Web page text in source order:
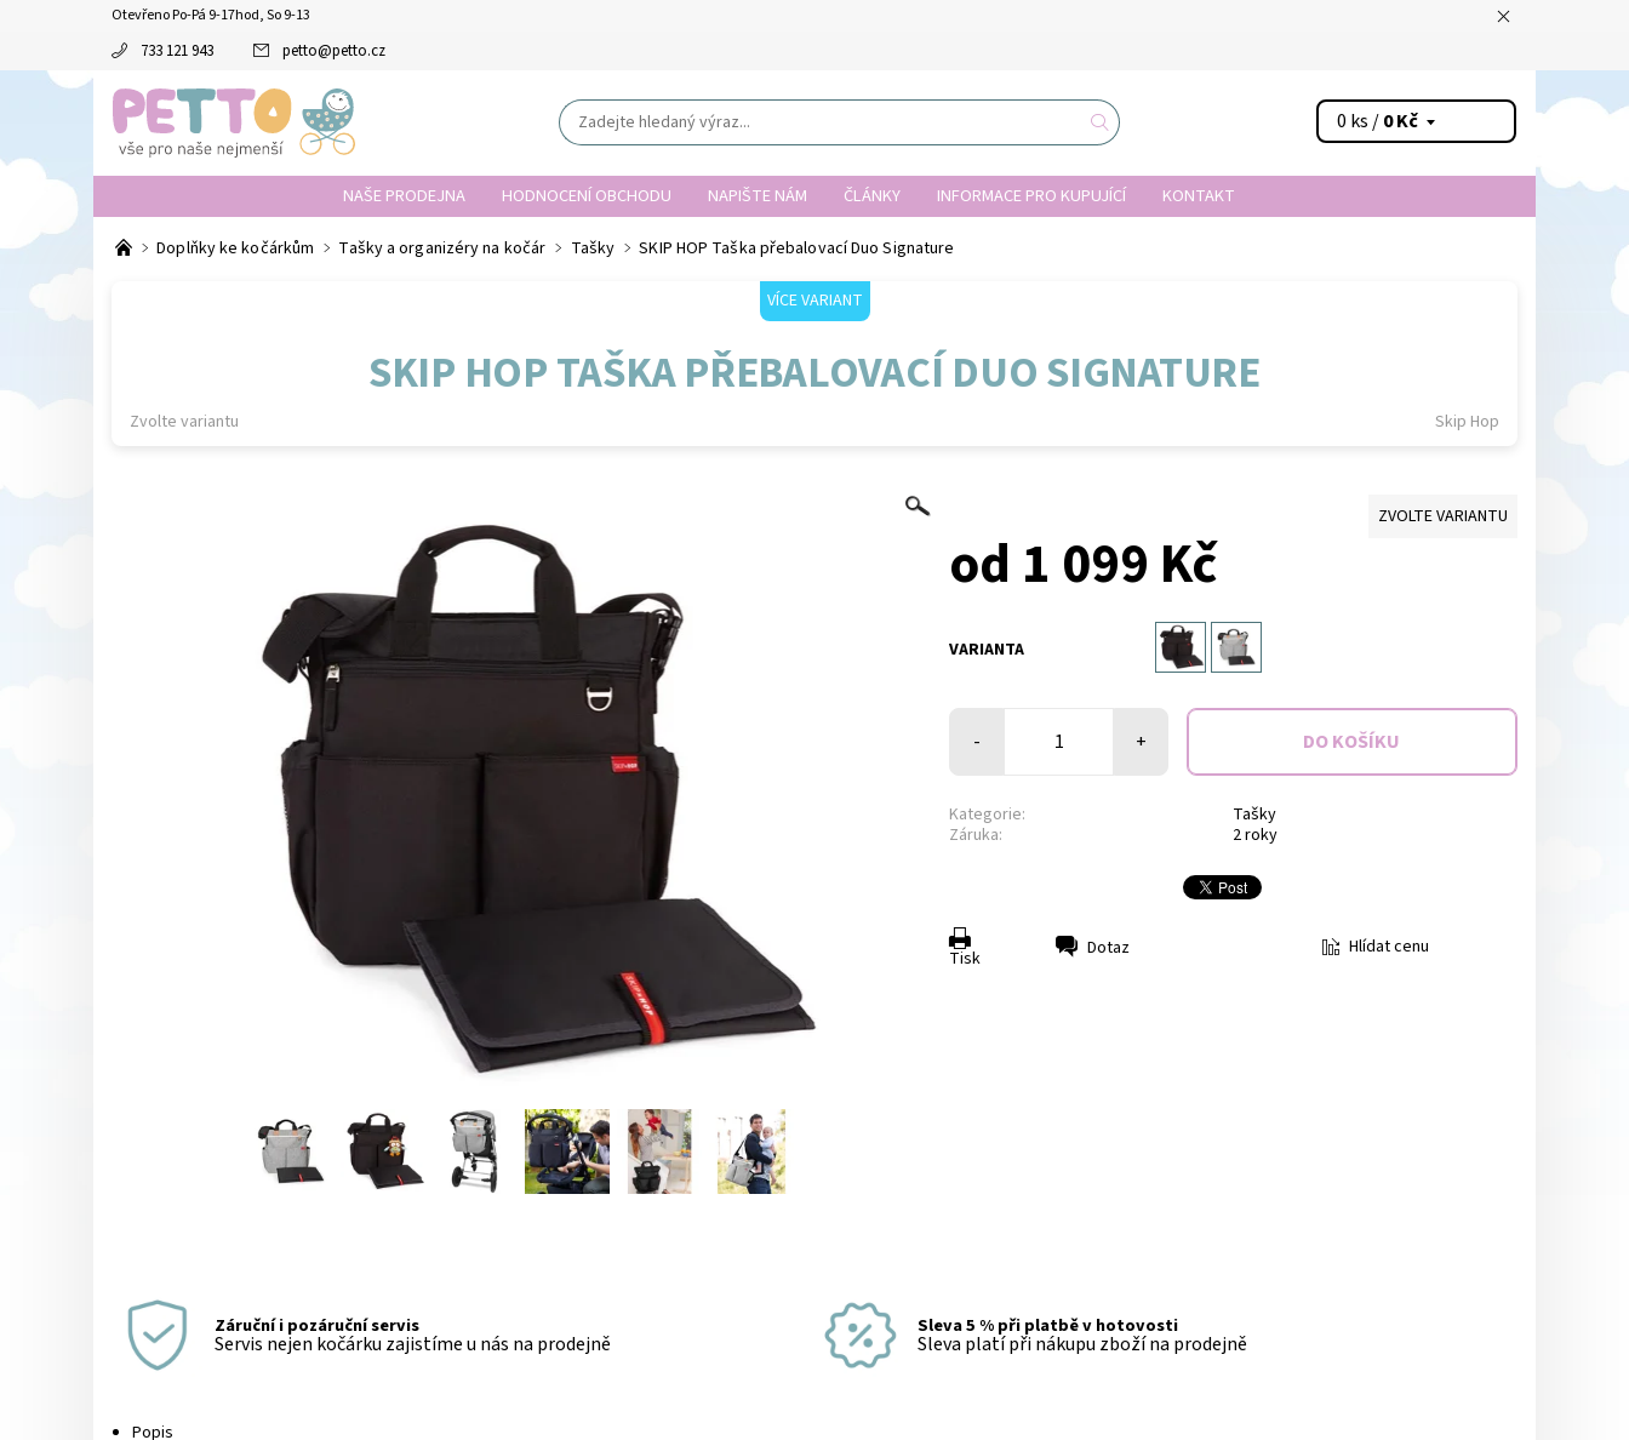
Otevřeno Po-Pá 9-17hod, So 9-13
733 121 943 petto@petto.cz
0 ks /0 Kč
NAŠE PRODEJNA HODNOCENÍ OBCHODU NAPIŠTE NÁM ČLÁNKY INFORMACE PRO KUPUJÍCÍ KONTAKT
Doplňky ke kočárkům Tašky a organizéry na kočár Tašky SKIP HOP Taška přebalovací Duo Signature
VÍCE VARIANT
SKIP HOP TAŠKA PŘEBALOVACÍ DUO SIGNATURE
Zvolte variantu Skip Hop
ZVOLTE VARIANTU
od 1 099 Kč
VARIANTA
- +
Kategorie:
Tašky
Záruka:
2 roky
Tisk Dotaz Hlídat cenu
Záruční i pozáruční servis
Servis nejen kočárku zajistíme u nás na prodejně
Sleva 5 % při platbě v hotovosti
Sleva platí při nákupu zboží na prodejně
Popis